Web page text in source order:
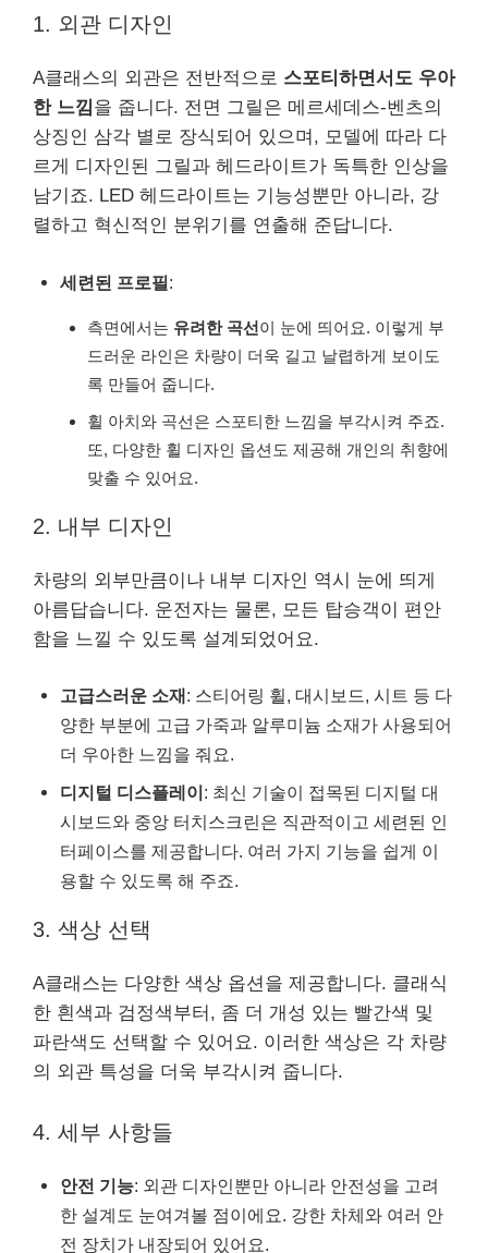
1. 외관 디자인
A클래스의 외관은 전반적으로 스포티하면서도 우아
한 느낌을 줍니다. 전면 그릴은 메르세데스-벤츠의
상징인 삼각 별로 장식되어 있으며, 모델에 따라 다
르게 디자인된 그릴과 헤드라이트가 독특한 인상을
남기죠. LED 헤드라이트는 기능성뿐만 아니라, 강
렬하고 혁신적인 분위기를 연출해 준답니다.
세련된 프로필:
측면에서는 유려한 곡선이 눈에 띄어요. 이렇게 부
드러운 라인은 차량이 더욱 길고 날렵하게 보이도
록 만들어 줍니다.
휠 아치와 곡선은 스포티한 느낌을 부각시켜 주죠.
또, 다양한 휠 디자인 옵션도 제공해 개인의 취향에
맞출 수 있어요.
2. 내부 디자인
차량의 외부만큼이나 내부 디자인 역시 눈에 띄게
아름답습니다. 운전자는 물론, 모든 탑승객이 편안
함을 느낄 수 있도록 설계되었어요.
고급스러운 소재: 스티어링 휠, 대시보드, 시트 등 다
양한 부분에 고급 가죽과 알루미늄 소재가 사용되어
더 우아한 느낌을 줘요.
디지털 디스플레이: 최신 기술이 접목된 디지털 대
시보드와 중앙 터치스크린은 직관적이고 세련된 인
터페이스를 제공합니다. 여러 가지 기능을 쉽게 이
용할 수 있도록 해 주죠.
3. 색상 선택
A클래스는 다양한 색상 옵션을 제공합니다. 클래식
한 흰색과 검정색부터, 좀 더 개성 있는 빨간색 및
파란색도 선택할 수 있어요. 이러한 색상은 각 차량
의 외관 특성을 더욱 부각시켜 줍니다.
4. 세부 사항들
안전 기능: 외관 디자인뿐만 아니라 안전성을 고려
한 설계도 눈여겨볼 점이에요. 강한 차체와 여러 안
전 장치가 내장되어 있어요.